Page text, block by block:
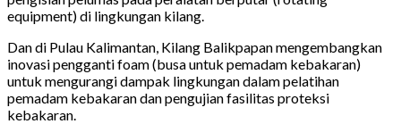
equipment) di lingkungan kilang.
Dan di Pulau Kalimantan, Kilang Balikpapan mengembangkan
inovasi pengganti foam (busa untuk pemadam kebakaran)
untuk mengurangi dampak lingkungan dalam pelatihan
pemadam kebakaran dan pengujian fasilitas proteksi
kebakaran.